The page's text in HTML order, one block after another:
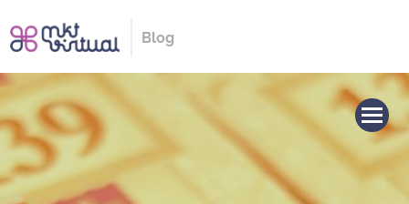
Blog